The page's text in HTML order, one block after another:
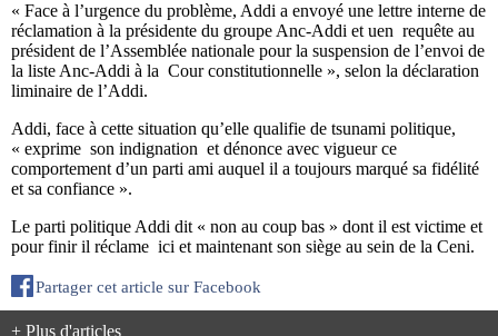
« Face à l’urgence du problème, Addi a envoyé une lettre interne de
réclamation à la présidente du groupe Anc-Addi et uen requête au
président de l’Assemblée nationale pour la suspension de l’envoi de
la liste Anc-Addi à la Cour constitutionnelle », selon la déclaration
liminaire de l’Addi.
Addi, face à cette situation qu’elle qualifie de tsunami politique,
« exprime son indignation et dénonce avec vigueur ce
comportement d’un parti ami auquel il a toujours marqué sa fidélité
et sa confiance ».
Le parti politique Addi dit « non au coup bas » dont il est victime et
pour finir il réclame ici et maintenant son siège au sein de la Ceni.
Partager cet article sur Facebook
+ Plus d'articles